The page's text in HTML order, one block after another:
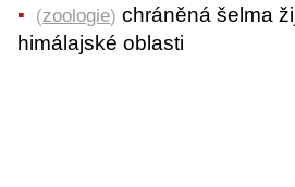
(zoologie) chráněná šelma
himálajské oblasti